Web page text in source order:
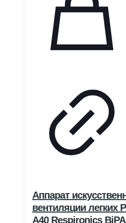
Аппарат
вентиляции легких
A40 Respironics